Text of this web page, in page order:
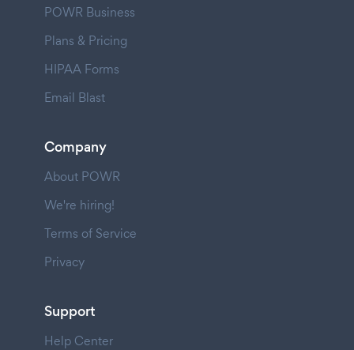
POWR Business
Plans & Pricing
HIPAA Forms
Email Blast
Company
About POWR
We're hiring!
Terms of Service
Privacy
Support
Help Center